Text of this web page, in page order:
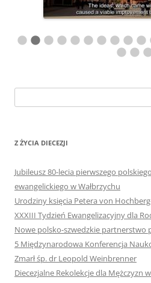
Z ŻYCIA DIECEZJI
Jubileusz 80-lecia pierwszego
ewangelickiego w Wałbrzychu
Urodziny księcia Petera von
XXXIII Tydzień Ewangelizacyjny dla
Nowe polsko-szwedzkie partnerstwo
5 Międzynarodowa Konferencja
Zmarł śp. dr Leopold Weinbrenner
Diecezjalne Rekolekcje dla Mężczyzn